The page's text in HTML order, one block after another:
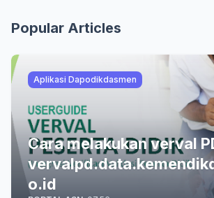
Popular Articles
Aplikasi Dapodikdasmen
Cara melakukan verval
o.id